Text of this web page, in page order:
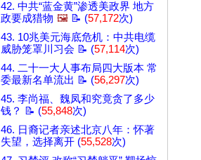
42. 中共“蓝金黄”渗透美政界 地方
政要成猎物 🖼️ 📝 (57,172次)
43. 10兆美元海底危机：中共电缆
威胁笼罩川习会 📝 (57,114次)
44. 二十一大人事布局四大版本 常
委最新名单流出 📝 (56,297次)
45. 李尚福、魏凤和究竟贪了多少
钱？ 📝 (55,848次)
46. 日裔记者亲述北京八年：怀著
失望，选择离开 (55,528次)